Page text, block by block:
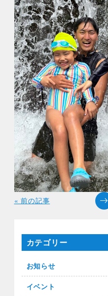
« 前の記事
カテゴリー
お知らせ
イベント